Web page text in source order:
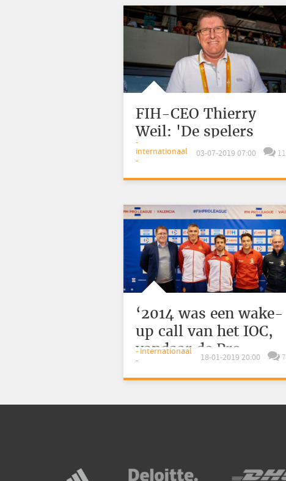
FIH-CEO Thierry
Weil: 'De spelers
houden van de Pro
League'
-
internationaal
-
03-07-2019 07:00 11
‘2014 was een wake-
up call van het IOC,
vandaar de Pro
League’
- internationaal
-
18-01-2019 20:00 7